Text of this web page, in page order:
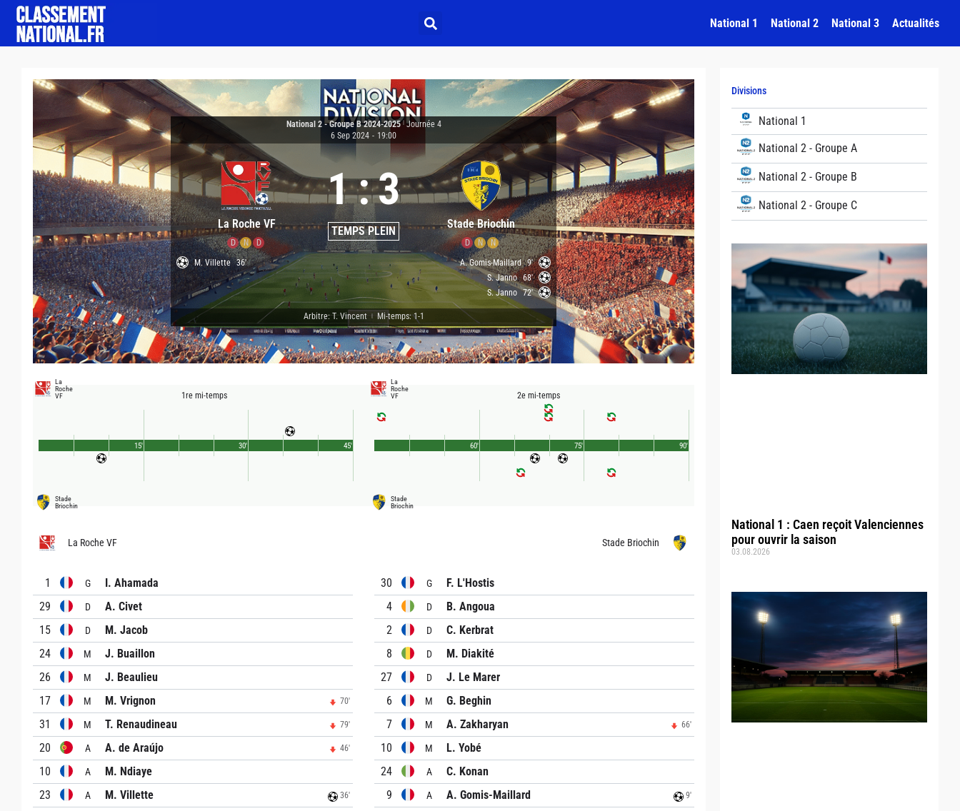
National 1 National 2 National 3 Actualités
Divisions
National 1
National 2 - Groupe A
National 2 - Groupe B
National 2 - Groupe C
National 1 : Caen reçoit Valenciennes
pour ouvrir la saison
03.08.2026
National 2 - Groupe B 2024-2025 | Journée 4
6 Sep 2024 - 19:00
La Roche VF
D N D
1:3
TEMPS PLEIN Stade Briochin
D N
N
M. Villette 36' A. Gomis-Maillard 9'
S. Janno 68'
S. Janno 72'
Arbitre: T. Vincent Mi-temps: 1-1
La
Roche
VF
1re mi-temps
Stade
Briochin
45'
15' 30'
La
Roche
VF
2e mi-temps
Stade
Briochin
90'
60' 75'
La Roche VF
1 G
I. Ahamada
29
D
A. Civet
15
D
M. Jacob
24
M
J. Buaillon
26
M
J. Beaulieu
17
M M. Vrignon 70'
31 M T. Renaudineau 79'
20 A A. de Araújo 46'
10 A
M. Ndiaye
23
A M. Villette 36'
Stade Briochin
30 G
F. L'Hostis
4
D
B. Angoua
2
D
C. Kerbrat
8
D
M. Diakité
27
D
J. Le Marer
6
M
G. Beghin
7
M A. Zakharyan 66'
10 M
L. Yobé
24
A
C. Konan
9
A A. Gomis-Maillard 9'